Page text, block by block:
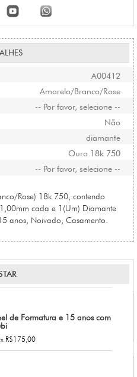
A00412
Amarelo/Branco/Rose
-- Por favor, selecione --
Não
diamante
Ouro 18k 750
-- Por favor, selecione --
Rose) 18k 750, contendo
cada e 1(Um) Diamante
anos, Noivado, Casamento.
de Formatura e 15 anos com
R$175,00